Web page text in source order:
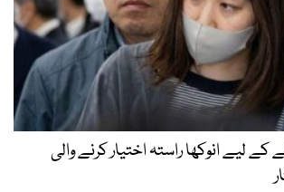
کے لیے انوکھا راستہ اختیار کرنے والی